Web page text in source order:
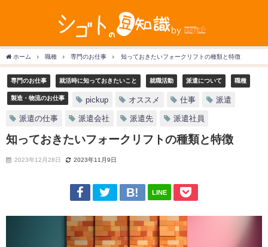
ホーム 職種 専門のお仕事 知っておきたいフォークリフトの種類と特徴
専門のお仕事 就活時に知っておきたいこと 就職活動 派遣について 職種
製造・物流のお仕事 pickup オススメ 仕事 派遣
派遣の仕事 派遣会社 派遣先 派遣社員
知っておきたいフォークリフトの種類と特徴
2023年12月28日 2023年11月9日
LINE